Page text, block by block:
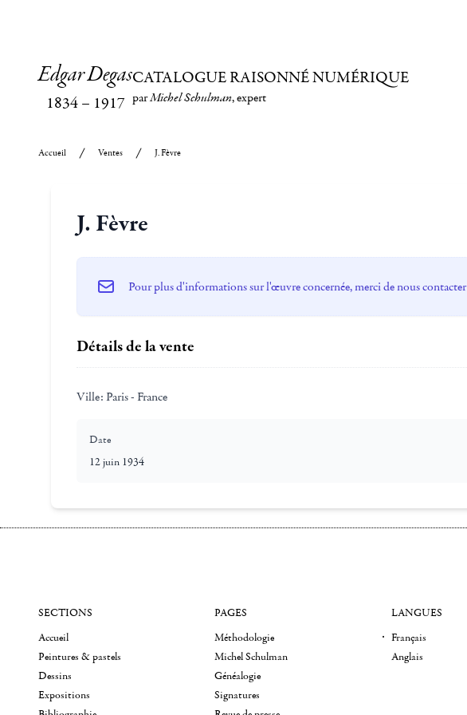
Edgar Degas
1834– 1917
CATALOGUE RAISONNÉ NUMÉRIQUE
parMichel Schulman, expert
Accueil Ventes J. Fèvre
J. Fèvre
Pour plus d'informations sur l'œuvre concernée, merci de nous contacter
Détails de la vente
Ville: Paris - France
Date
12 juin 1934
SECTIONS
Accueil
Peintures & pastels
Dessins
Expositions
PAGES
Méthodologie
Michel Schulman
Généalogie
Signatures
LANGUES
Français
Anglais